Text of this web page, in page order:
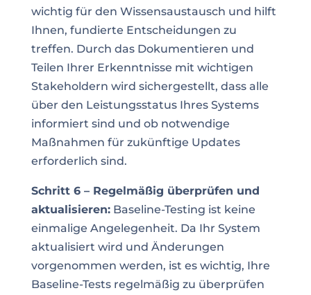
wichtig für den Wissensaustausch und hilft
Ihnen, fundierte Entscheidungen zu
treffen. Durch das Dokumentieren und
Teilen Ihrer Erkenntnisse mit wichtigen
Stakeholdern wird sichergestellt, dass alle
über den Leistungsstatus Ihres Systems
informiert sind und ob notwendige
Maßnahmen für zukünftige Updates
erforderlich sind.
Schritt 6 – Regelmäßig überprüfen und
aktualisieren:Baseline-Testing ist keine
einmalige Angelegenheit. Da Ihr System
aktualisiert wird und Änderungen
vorgenommen werden, ist es wichtig, Ihre
Baseline-Tests regelmäßig zu überprüfen